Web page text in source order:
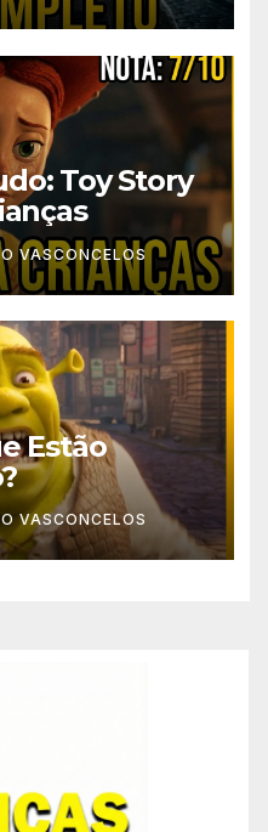
Toy Story
VASCONCELOS
Estão
VASCONCELOS